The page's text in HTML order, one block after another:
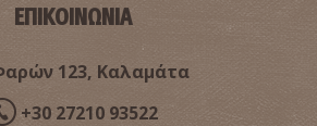
ΕΠΙΚΟΙΝΩΝΙΑ
123, Καλαμάτα
+30 27210 93522